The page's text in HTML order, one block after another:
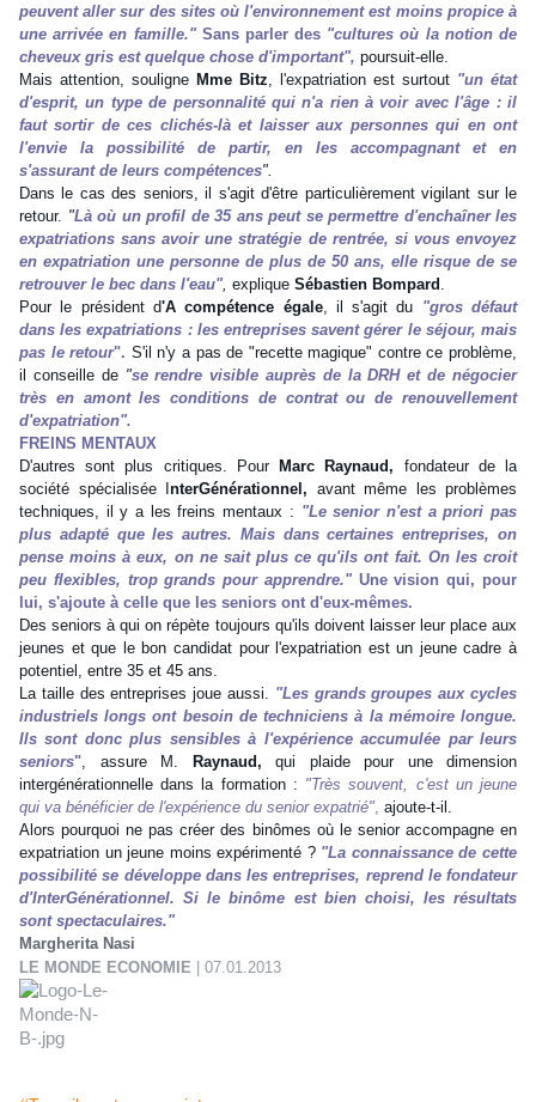
peuvent aller sur des sites où l'environnement est moins propice à
une arrivée en famille." Sans parler des "cultures où la notion de
cheveux gris est quelque chose d'important", poursuit-elle.
Mais attention, souligne Mme Bitz, l'expatriation est surtout "un état
d'esprit, un type de personnalité qui n'a rien à voir avec l'âge : il
faut sortir de ces clichés-là et laisser aux personnes qui en ont
l'envie la possibilité de partir, en les accompagnant et en
s'assurant de leurs compétences".
Dans le cas des seniors, il s'agit d'être particulièrement vigilant sur le
retour. "Là où un profil de 35 ans peut se permettre d'enchaîner les
expatriations sans avoir une stratégie de rentrée, si vous envoyez
en expatriation une personne de plus de 50 ans, elle risque de se
retrouver le bec dans l'eau", explique Sébastien Bompard .
Pour le président d'A compétence égale, il s'agit du "gros défaut
dans les expatriations : les entreprises savent gérer le séjour, mais
pas le retour". S'il n'y a pas de "recette magique" contre ce problème,
il conseille de "se rendre visible auprès de la DRH et de négocier
très en amont les conditions de contrat ou de renouvellement
d'expatriation".
FREINS MENTAUX
D'autres sont plus critiques. Pour Marc Raynaud, fondateur de la
société spécialisée I nterGénérationnel, avant même les problèmes
techniques, il y a les freins mentaux : "Le senior n'est a priori pas
plus adapté que les autres. Mais dans certaines entreprises, on
pense moins à eux, on ne sait plus ce qu'ils ont fait. On les croit
peu flexibles, trop grands pour apprendre."Une vision qui, pour
lui, s'ajoute à celle que les seniors ont d'eux-mêmes.
Des seniors à qui on répète toujours qu'ils doivent laisser leur place aux
jeunes et que le bon candidat pour l'expatriation est un jeune cadre à
potentiel, entre 35 et 45 ans.
La taille des entreprises joue aussi. "Les grands groupes aux cycles
industriels longs ont besoin de techniciens à la mémoire longue.
Ils sont donc plus sensibles à l'expérience accumulée par leurs
seniors", assure M. Raynaud, qui plaide pour une dimension
intergénérationnelle dans la formation : "Très souvent, c'est un jeune
qui va bénéficier de l'expérience du senior expatrié", ajoute-t-il.
Alors pourquoi ne pas créer des binômes où le senior accompagne en
expatriation un jeune moins expérimenté ? "La connaissance de cette
possibilité se développe dans les entreprises, reprend le fondateur
d'InterGénérationnel. Si le binôme est bien choisi, les résultats
sont spectaculaires."
Margherita Nasi
LE MONDE ECONOMIE | 07.01.2013